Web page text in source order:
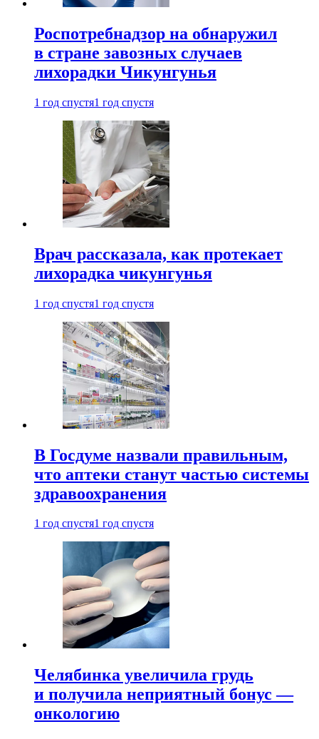
Роспотребнадзор на обнаружил
в стране завозных случаев
лихорадки Чикунгунья
1 год спустя1 год спустя
Врач рассказала, как протекает
лихорадка чикунгунья
1 год спустя1 год спустя
В Госдуме назвали правильным,
что аптеки станут частью системы
здравоохранения
1 год спустя1 год спустя
Челябинка увеличила грудь
и получила неприятный бонус —
онкологию